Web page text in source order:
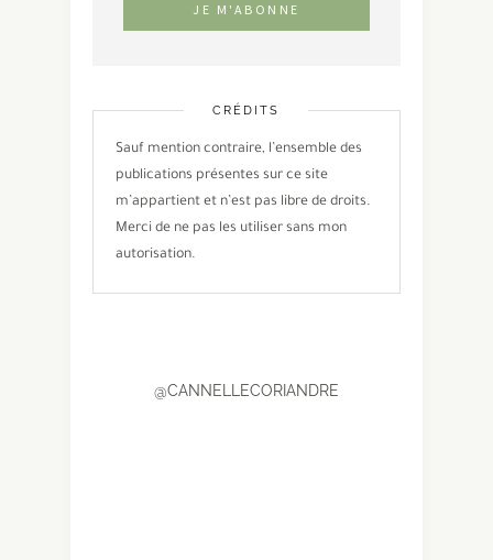
CRÉDITS
Sauf mention contraire, l’ensemble des
publications présentes sur ce site
m’appartient et n’est pas libre de droits.
Merci de ne pas les utiliser sans mon
autorisation.
@CANNELLECORIANDRE